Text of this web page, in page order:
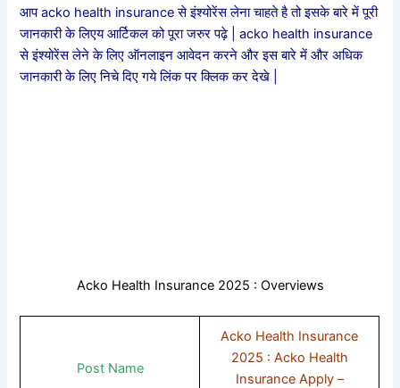
आप acko health insurance से इंश्योरेंस लेना चाहते है तो इसके बारे में पूरी
जानकारी के लिएय आर्टिकल को पूरा जरुर पढ़े | acko health insurance
से इंश्योरेंस लेने के लिए ऑनलाइन आवेदन करने और इस बारे में और अधिक
जानकारी के लिए निचे दिए गये लिंक पर क्लिक कर देखे |
Acko Health Insurance 2025 : Overviews
Post Name
Acko Health Insurance
2025 : Acko Health
Insurance Apply –